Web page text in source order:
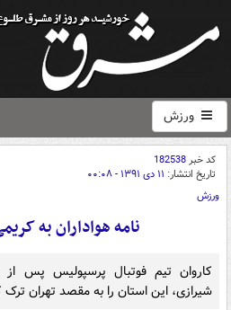
ورزش
کد خبر182538
تاریخ انتشار: ۱۱ دی ۱۳۹۱ - ۰۰:۰۸
ورزش
نامه هواداران به
شیرازی، این استان را به مقصد تهران ترک